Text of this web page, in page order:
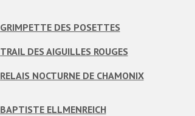
GRIMPETTE DES POSETTES
TRAIL DES AIGUILLES ROUGES
RELAIS NOCTURNE DE CHAMONIX
BAPTISTE ELLMENREICH